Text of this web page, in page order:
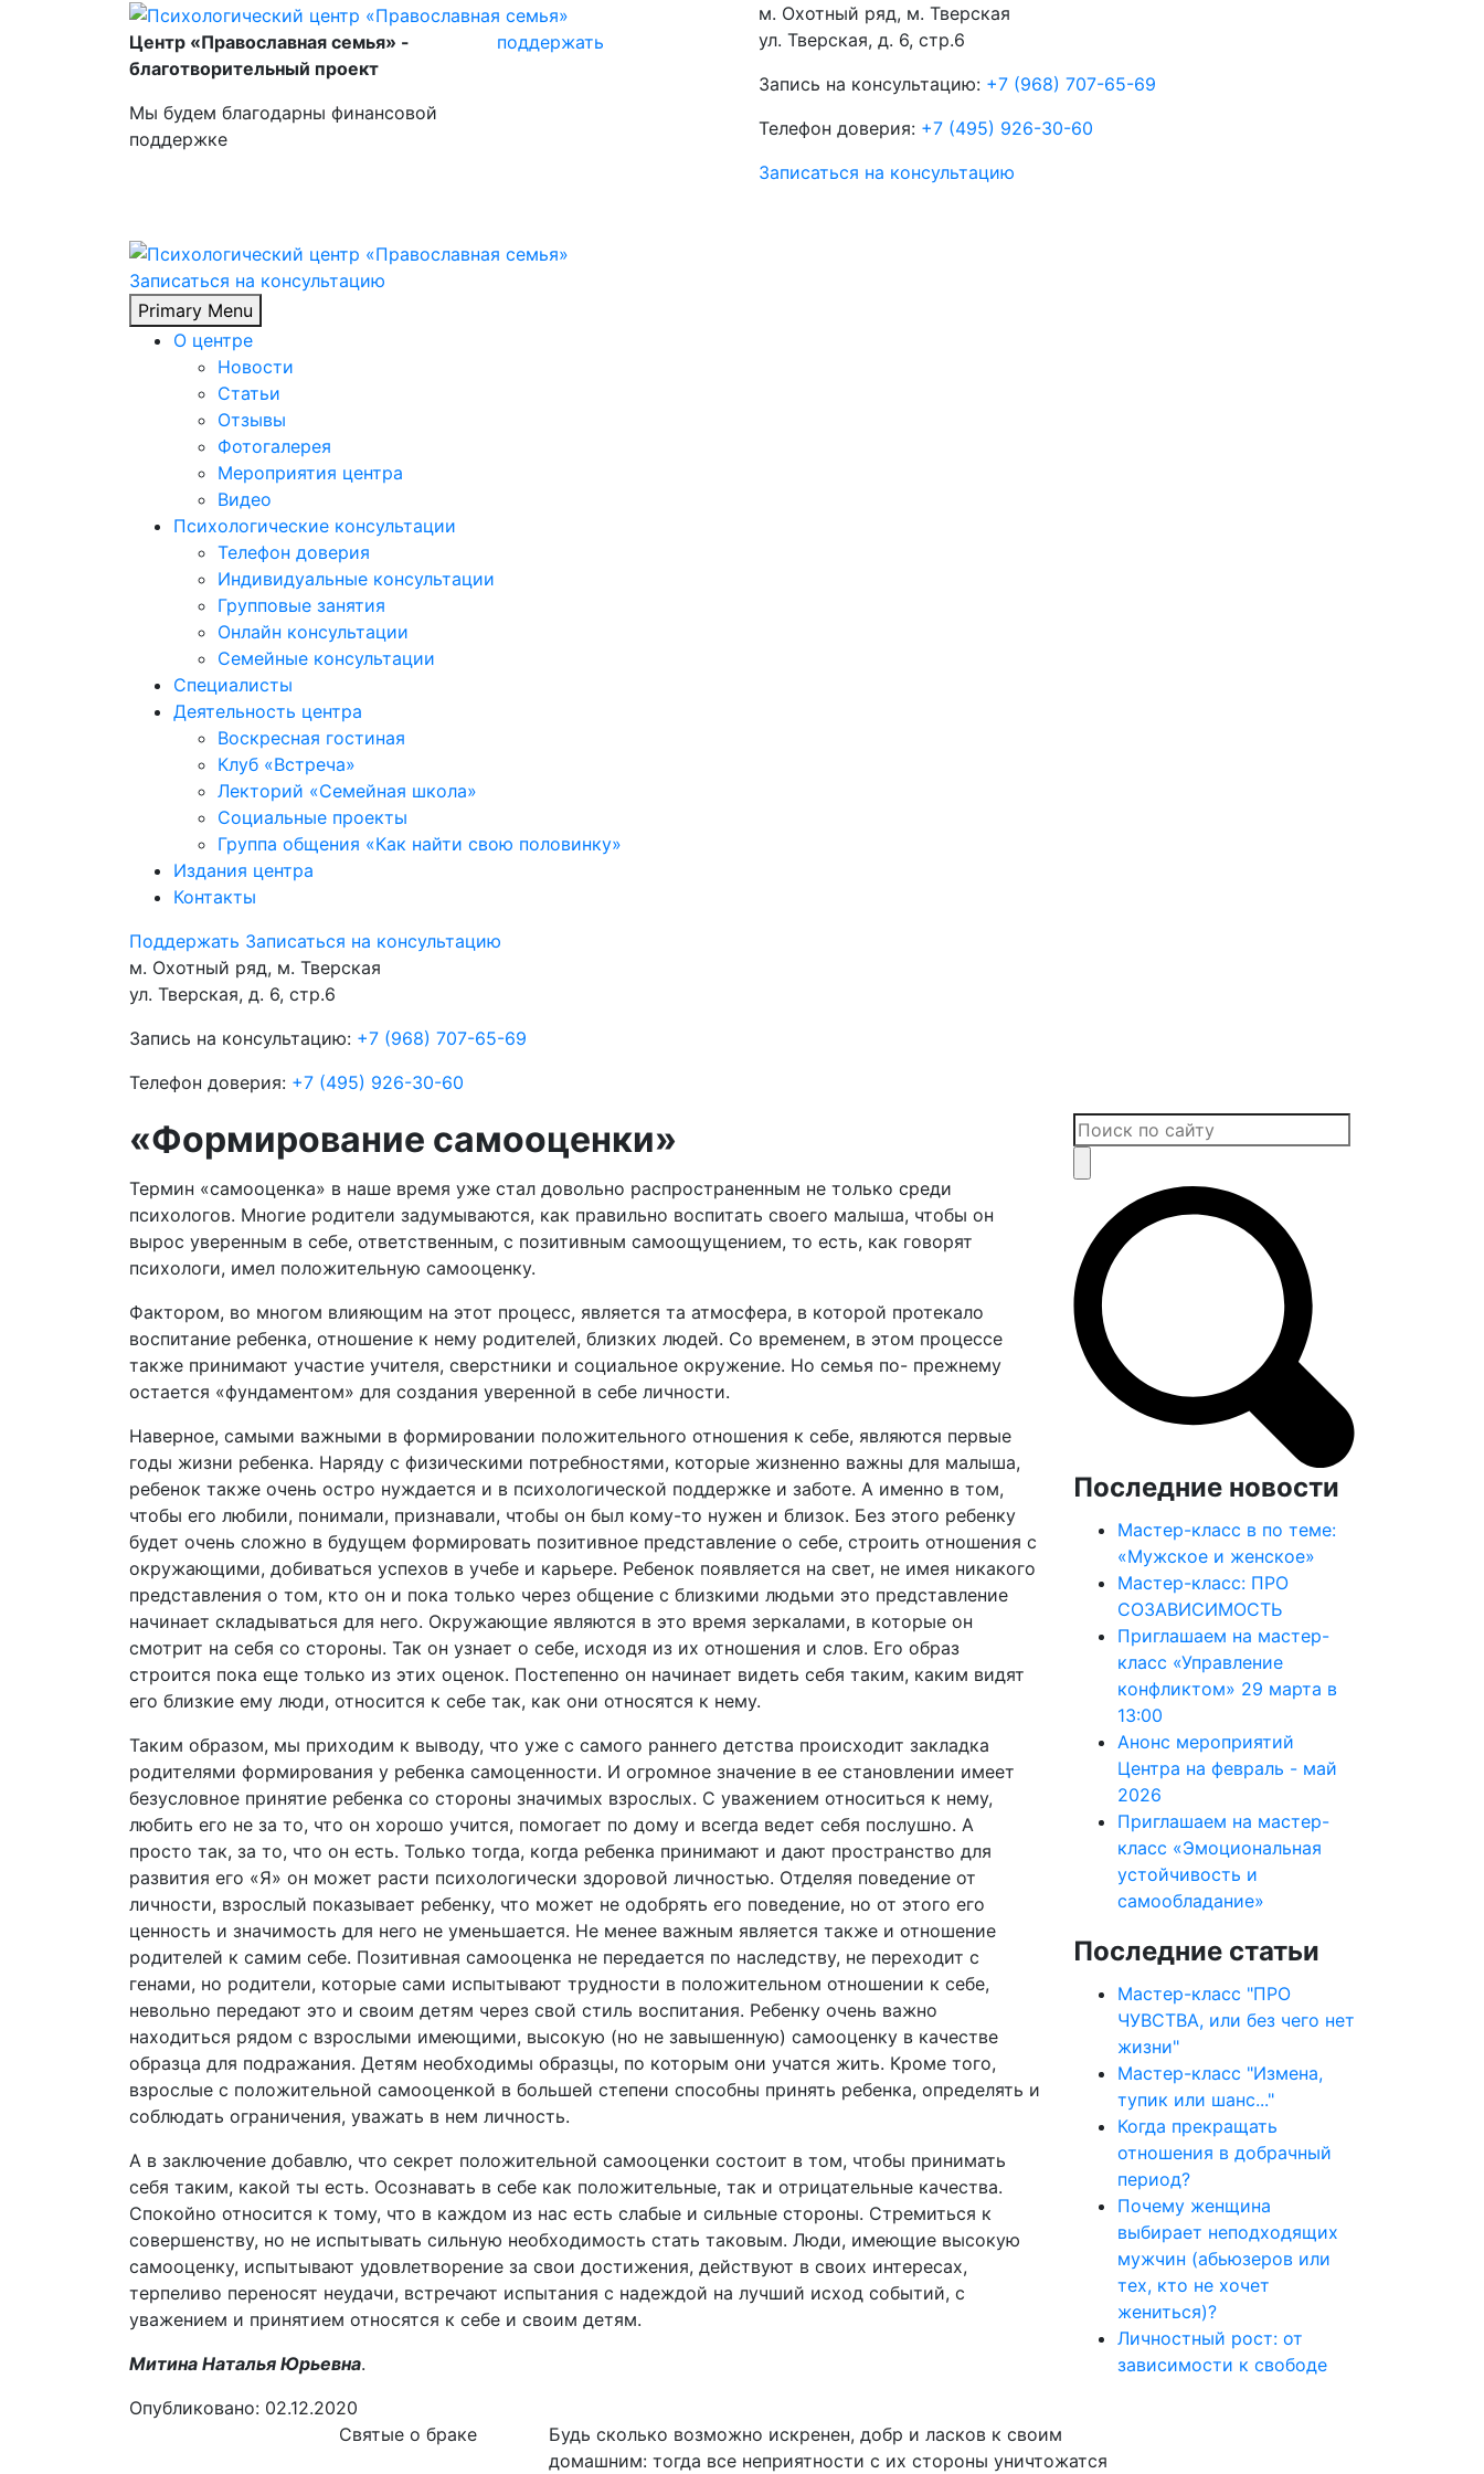
Центр «Православная семья» -
благотворительный проект
Мы будем благодарны финансовой
поддержке
поддержать
м. Охотный ряд, м. Тверская
ул. Тверская, д. 6, стр.6
Запись на консультацию: +7 (968) 707-65-69
Телефон доверия: +7 (495) 926-30-60
Записаться на консультацию
Записаться на консультацию
Primary Menu
О центре
Новости
Статьи
Отзывы
Фотогалерея
Мероприятия центра
Видео
Психологические консультации
Телефон доверия
Индивидуальные консультации
Групповые занятия
Онлайн консультации
Семейные консультации
Специалисты
Деятельность центра
Воскресная гостиная
Клуб «Встреча»
Лекторий «Семейная школа»
Социальные проекты
Группа общения «Как найти свою половинку»
Издания центра
Контакты
Поддержать Записаться на консультацию
м. Охотный ряд, м. Тверская
ул. Тверская, д. 6, стр.6
Запись на консультацию: +7 (968) 707-65-69
Телефон доверия: +7 (495) 926-30-60
«Формирование самооценки»
Термин «самооценка» в наше время уже стал довольно распространенным не только среди
психологов. Многие родители задумываются, как правильно воспитать своего малыша, чтобы он
вырос уверенным в себе, ответственным, с позитивным самоощущением, то есть, как говорят
психологи, имел положительную самооценку.
Фактором, во многом влияющим на этот процесс, является та атмосфера, в которой протекало
воспитание ребенка, отношение к нему родителей, близких людей. Со временем, в этом процессе
также принимают участие учителя, сверстники и социальное окружение. Но семья по- прежнему
остается «фундаментом» для создания уверенной в себе личности.
Наверное, самыми важными в формировании положительного отношения к себе, являются первые
годы жизни ребенка. Наряду с физическими потребностями, которые жизненно важны для малыша,
ребенок также очень остро нуждается и в психологической поддержке и заботе. А именно в том,
чтобы его любили, понимали, признавали, чтобы он был кому-то нужен и близок. Без этого ребенку
будет очень сложно в будущем формировать позитивное представление о себе, строить отношения с
окружающими, добиваться успехов в учебе и карьере. Ребенок появляется на свет, не имея никакого
представления о том, кто он и пока только через общение с близкими людьми это представление
начинает складываться для него. Окружающие являются в это время зеркалами, в которые он
смотрит на себя со стороны. Так он узнает о себе, исходя из их отношения и слов. Его образ
строится пока еще только из этих оценок. Постепенно он начинает видеть себя таким, каким видят
его близкие ему люди, относится к себе так, как они относятся к нему.
Таким образом, мы приходим к выводу, что уже с самого раннего детства происходит закладка
родителями формирования у ребенка самоценности. И огромное значение в ее становлении имеет
безусловное принятие ребенка со стороны значимых взрослых. С уважением относиться к нему,
любить его не за то, что он хорошо учится, помогает по дому и всегда ведет себя послушно. А
просто так, за то, что он есть. Только тогда, когда ребенка принимают и дают пространство для
развития его «Я» он может расти психологически здоровой личностью. Отделяя поведение от
личности, взрослый показывает ребенку, что может не одобрять его поведение, но от этого его
ценность и значимость для него не уменьшается. Не менее важным является также и отношение
родителей к самим себе. Позитивная самооценка не передается по наследству, не переходит с
генами, но родители, которые сами испытывают трудности в положительном отношении к себе,
невольно передают это и своим детям через свой стиль воспитания. Ребенку очень важно
находиться рядом с взрослыми имеющими, высокую (но не завышенную) самооценку в качестве
образца для подражания. Детям необходимы образцы, по которым они учатся жить. Кроме того,
взрослые с положительной самооценкой в большей степени способны принять ребенка, определять и
соблюдать ограничения, уважать в нем личность.
А в заключение добавлю, что секрет положительной самооценки состоит в том, чтобы принимать
себя таким, какой ты есть. Осознавать в себе как положительные, так и отрицательные качества.
Спокойно относится к тому, что в каждом из нас есть слабые и сильные стороны. Стремиться к
совершенству, но не испытывать сильную необходимость стать таковым. Люди, имеющие высокую
самооценку, испытывают удовлетворение за свои достижения, действуют в своих интересах,
терпеливо переносят неудачи, встречают испытания с надеждой на лучший исход событий, с
уважением и принятием относятся к себе и своим детям.
Митина Наталья Юрьевна.
Опубликовано: 02.12.2020
Последние новости
Мастер-класс в по теме:
«Мужское и женское»
Мастер-класс: ПРО
СОЗАВИСИМОСТЬ
Приглашаем на мастер-
класс «Управление
конфликтом» 29 марта в
13:00
Анонс мероприятий
Центра на февраль - май
2026
Приглашаем на мастер-
класс «Эмоциональная
устойчивость и
самообладание»
Последние статьи
Мастер-класс "ПРО
ЧУВСТВА, или без чего нет
жизни"
Мастер-класс "Измена,
тупик или шанс..."
Когда прекращать
отношения в добрачный
период?
Почему женщина
выбирает неподходящих
мужчин (абьюзеров или
тех, кто не хочет
жениться)?
Личностный рост: от
зависимости к свободе
Святые о браке
Будь сколько возможно искренен, добр и ласков к своим
домашним: тогда все неприятности с их стороны уничтожатся